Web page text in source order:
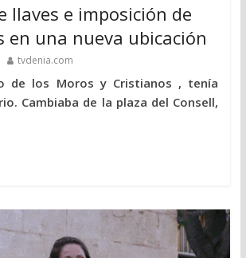
llaves e imposición de
en una nueva ubicación
tvdenia.com
de los Moros y Cristianos , tenía
Cambiaba de la plaza del Consell,